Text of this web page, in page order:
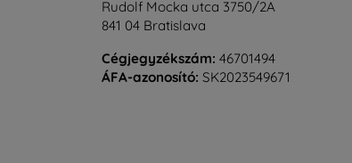
Rudolf Mocka utca 3750/2A
841 04 Bratislava
Cégjegyzékszám: 46701494
ÁFA-azonosító: SK2023549671